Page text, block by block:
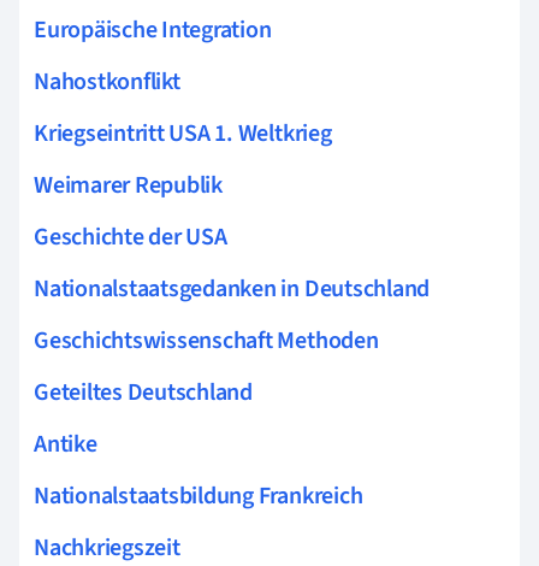
Europäische Integration
Nahostkonflikt
Kriegseintritt USA 1. Weltkrieg
Weimarer Republik
Geschichte der USA
Nationalstaatsgedanken in Deutschland
Geschichtswissenschaft Methoden
Geteiltes Deutschland
Antike
Nationalstaatsbildung Frankreich
Nachkriegszeit